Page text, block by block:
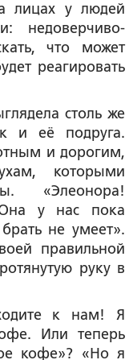
лицах у людей
недоверчиво-
что может
реагировать
столь же
и её подруга.
и дорогим,
которыми
«Элеонора!
у нас пока
не умеет».
правильной
руку в
к нам! Я
Или теперь
кофе»? «Но я